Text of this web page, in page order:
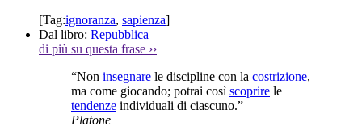
[Tag:ignoranza, sapienza]
Dal libro: Repubblica
di più su questa frase ››
“Non insegnare le discipline con la costrizione,
ma come giocando; potrai così scoprire le
tendenze individuali di ciascuno.”
Platone